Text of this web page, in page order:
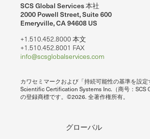
SCS Global Services 本社
2000 Powell Street, Suite 600
Emeryville, CA 94608 US
+1.510.452.8000 本文
+1.510.452.8001 FAX
info@scsglobalservices.com
カワセミマークおよび「持続可能性の基準を設定
Scientific Certification Systems Inc.（商号：SCS
の登録商標です。©2026. 全著作権所有。
グローバル